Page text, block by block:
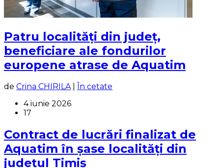
Patru localități din județ,
beneficiare ale fondurilor
europene atrase de Aquatim
de Crina CHIRILA
În cetate
4 iunie 2026
17
Contract de lucrări finalizat de
Aquatim în șase localități din
județul Timiș